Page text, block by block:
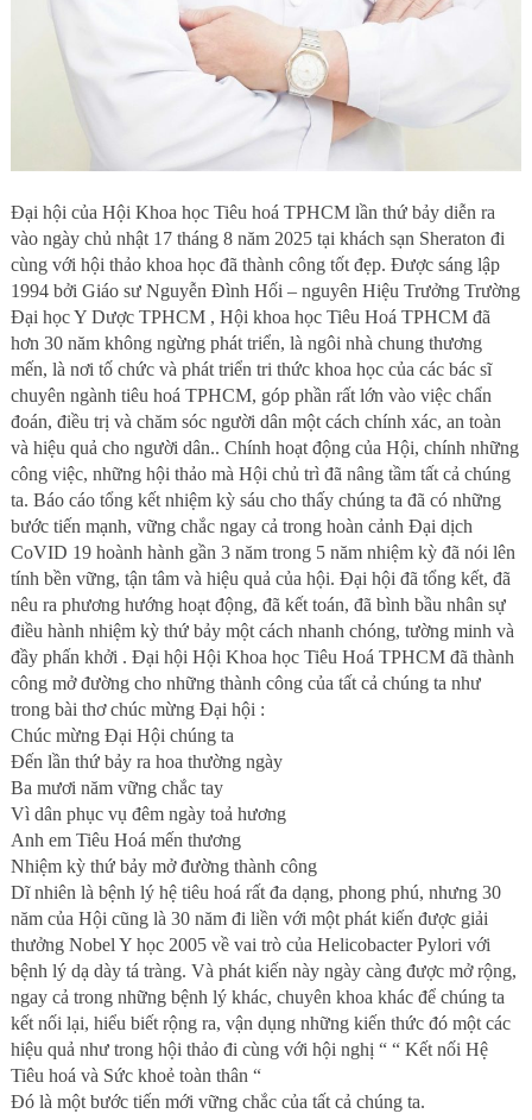
Đại hội của Hội Khoa học Tiêu hoá TPHCM lần thứ bảy diễn ra
vào ngày chủ nhật 17 tháng 8 năm 2025 tại khách sạn Sheraton đi
cùng với hội thảo khoa học đã thành công tốt đẹp. Được sáng lập
1994 bởi Giáo sư Nguyễn Đình Hối – nguyên Hiệu Trưởng Trường
Đại học Y Dược TPHCM , Hội khoa học Tiêu Hoá TPHCM đã
hơn 30 năm không ngừng phát triển, là ngôi nhà chung thương
mến, là nơi tố chức và phát triển tri thức khoa học của các bác sĩ
chuyên ngành tiêu hoá TPHCM, góp phần rất lớn vào việc chẩn
đoán, điều trị và chăm sóc người dân một cách chính xác, an toàn
và hiệu quả cho người dân.. Chính hoạt động của Hội, chính những
công việc, những hội thảo mà Hội chủ trì đã nâng tầm tất cả chúng
ta. Báo cáo tổng kết nhiệm kỳ sáu cho thấy chúng ta đã có những
bước tiến mạnh, vững chắc ngay cả trong hoàn cảnh Đại dịch
CoVID 19 hoành hành gần 3 năm trong 5 năm nhiệm kỳ đã nói lên
tính bền vững, tận tâm và hiệu quả của hội. Đại hội đã tổng kết, đã
nêu ra phương hướng hoạt động, đã kết toán, đã bình bầu nhân sự
điều hành nhiệm kỳ thứ bảy một cách nhanh chóng, tường minh và
đầy phấn khởi . Đại hội Hội Khoa học Tiêu Hoá TPHCM đã thành
công mở đường cho những thành công của tất cả chúng ta như
trong bài thơ chúc mừng Đại hội :
Chúc mừng Đại Hội chúng ta
Đến lần thứ bảy ra hoa thường ngày
Ba mươi năm vững chắc tay
Vì dân phục vụ đêm ngày toả hương
Anh em Tiêu Hoá mến thương
Nhiệm kỳ thứ bảy mở đường thành công
Dĩ nhiên là bệnh lý hệ tiêu hoá rất đa dạng, phong phú, nhưng 30
năm của Hội cũng là 30 năm đi liền với một phát kiến được giải
thưởng Nobel Y học 2005 về vai trò của Helicobacter Pylori với
bệnh lý dạ dày tá tràng. Và phát kiến này ngày càng được mở rộng,
ngay cả trong những bệnh lý khác, chuyên khoa khác để chúng ta
kết nối lại, hiểu biết rộng ra, vận dụng những kiến thức đó một các
hiệu quả như trong hội thảo đi cùng với hội nghị “ “ Kết nối Hệ
Tiêu hoá và Sức khoẻ toàn thân “
Đó là một bước tiến mới vững chắc của tất cả chúng ta.